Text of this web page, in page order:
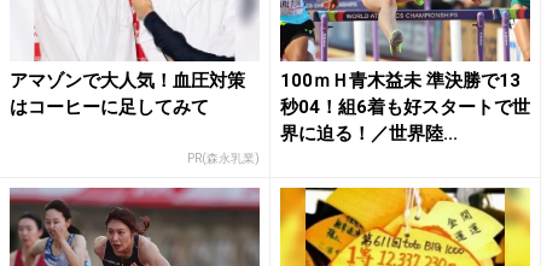
アマゾンで大人気！血圧対策
はコーヒーに足してみて
PR(森永乳業)
100ｍＨ青木益未 準決勝で13
秒04！組6着も好スタートで世
界に迫る！／世界陸...